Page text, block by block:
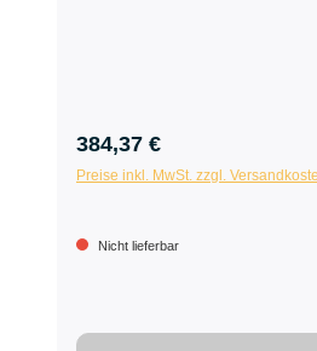
384,37 €
Preise inkl. MwSt. zzgl.
Nicht lieferbar